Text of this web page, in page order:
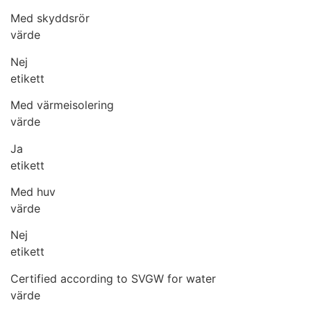
Med skyddsrör
värde
Nej
etikett
Med värmeisolering
värde
Ja
etikett
Med huv
värde
Nej
etikett
Certified according to SVGW for water
värde